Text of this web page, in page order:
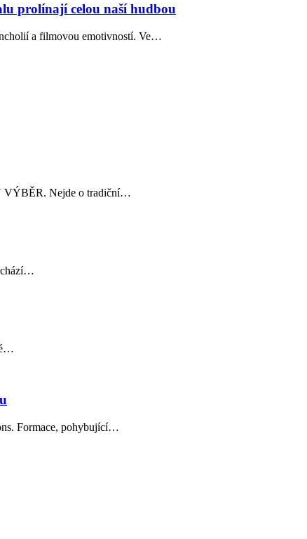
prolínají celou naší hudbou
a filmovou emotivností. Ve…
VÝBĚR. Nejde o tradiční…
Formace, pohybující…